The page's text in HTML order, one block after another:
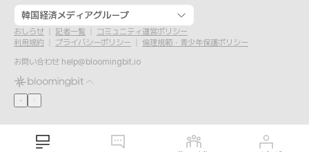
韓国経済メディアグループ
おしらせ 記者一覧
コミュニティ運営ポリシー
利用規約
プライバシーポリシー
倫理規範・青少年保護ポリシー
お問い合わせ help@bloomingbit.io